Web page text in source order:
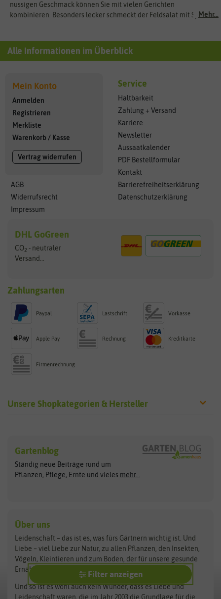
Mehr...
nussigen Geschmack können Sie mit vielen Gerichten
kombinieren. Besonders lecker schmeckt der Feldsalat mit Speck.
Filter anzeigen
Alle Informationen im Überblick
Mein Konto
Anmelden
Registrieren
Merkliste
Warenkorb / Kasse
Vertrag widerrufen
AGB
Widerrufsrecht
Impressum
Service
Haltbarkeit
Zahlung + Versand
Karriere
Newsletter
Aussaatkalender
PDF Bestellformular
Kontakt
Barrierefreiheitserklärung
Datenschutzerklärung
DHL GoGreen
CO2 - neutraler
Versand...
Zahlungsarten
Paypal Lastschrift Vorkasse
Apple Pay Rechnung Kreditkarte
Firmenrechnung
Unsere Shopkategorien & Hersteller
Exotische Samen
Gemüsesamen
Gründünger
Kräutersamen
Obstsamen
Pilzbrut
Rasensamen
Steckzwiebeln
Zimmer & Kübelpflanzen
Kataloge
Arche Noah
ASB Greenworld
Benary
Bingenheimer Saatgut
Bionana
BIOWOL
Clever Pots
COMPO
Dürr-Samen
Eschenfelder
Feldsaaten Freudenberger
Gartenblog
Ständig neue Beiträge rund um
Pflanzen, Pflege, Ernte und vieles mehr...
Über uns
Leidenschaft – das ist es, was fürs Gärtnern wichtig ist. Und
Liebe – viel Liebe zur Natur, zu allen Pflanzen, den Insekten,
Vögeln, Kleintieren und zum Boden, der für unsere gesunde
Ernährung so bedeutsam ist.
Und so ist es wohl auch kein Wunder, dass es Liebe und
Leidenschaft waren, die im Jahr 2003 die Grundlage für die